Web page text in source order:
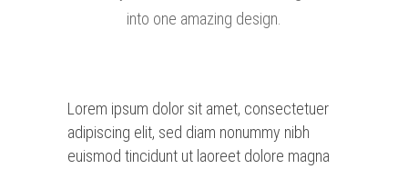
into one amazing design.
Lorem ipsum dolor sit amet, consectetuer
adipiscing elit, sed diam nonummy nibh
euismod tincidunt ut laoreet dolore magna